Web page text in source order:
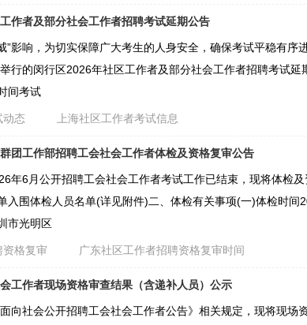
作者及部分社会工作者招聘考试延期公告
”影响，为切实保障广大考生的人身安全，确保考试平稳有序
行的闵行区2026年社区工作者及部分社会工作者招聘考试延
间考试
动态 上海社区工作者考试信息
团工作部招聘工会社会工作者体检及资格复审公告
年6月公开招聘工会社会工作者考试工作已结束，现将体检及
入围体检人员名单(详见附件)二、体检有关事项(一)体检时间
市光明区
资格复审 广东社区工作者招聘资格复审时间
工作者现场资格审查结果（含递补人员）公示
向社会公开招聘工会社会工作者公告》相关规定，现将现场